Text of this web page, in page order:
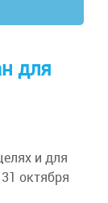
для
и для
октября